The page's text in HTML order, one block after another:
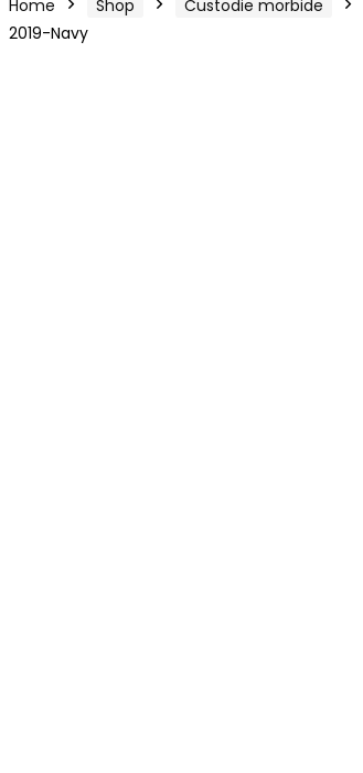
Home Shop Custodie morbide
2019-Navy